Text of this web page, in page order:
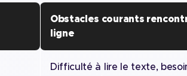
Obstacles courants
ligne
Difficulté à lire le texte,